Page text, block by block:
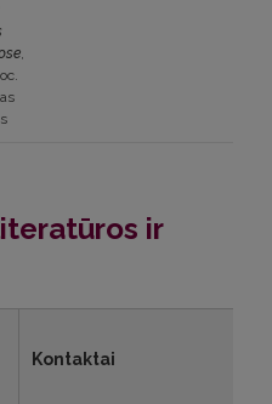
,
ir
Kontaktai